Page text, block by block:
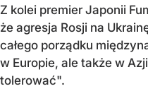
Z kolei premier Japonii
że agresja Rosji na
całego porządku
w Europie, ale także w
tolerować".